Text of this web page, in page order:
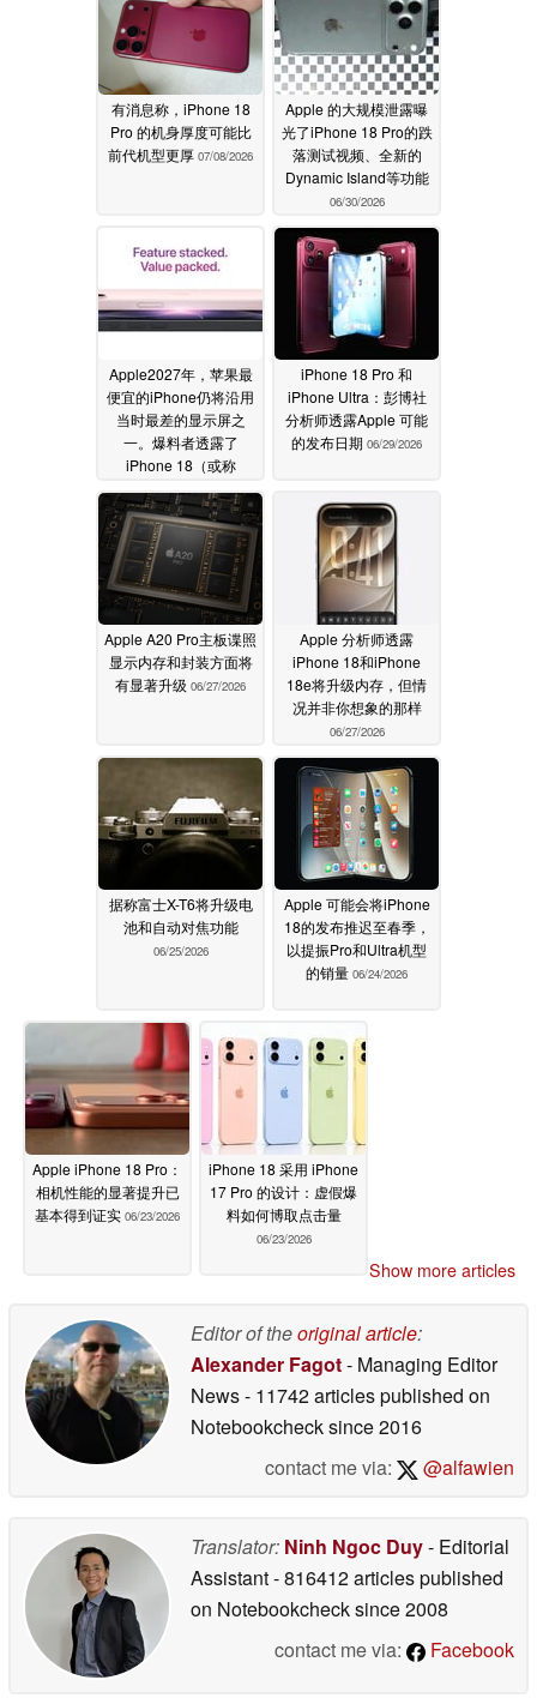
有消息称，iPhone 18
Pro 的机身厚度可能比
前代机型更厚 07/08/2026
Apple 的大规模泄露曝
光了iPhone 18 Pro的跌
落测试视频、全新的
Dynamic Island等功能
06/30/2026
Apple2027年，苹果最
便宜的iPhone仍将沿用
当时最差的显示屏之
一。爆料者透露了
iPhone 18（或称
情06/29/2026
iPhone 18 Pro 和
iPhone Ultra：彭博社
分析师透露Apple 可能
的发布日期 06/29/2026
Apple A20 Pro主板谍照
显示内存和封装方面将
有显著升级 06/27/2026
Apple 分析师透露
iPhone 18和iPhone
18e将升级内存，但情
况并非你想象的那样
06/27/2026
据称富士X-T6将升级电
池和自动对焦功能
06/25/2026
Apple 可能会将iPhone
18的发布推迟至春季，
以提振Pro和Ultra机型
的销量 06/24/2026
Apple iPhone 18 Pro：
相机性能的显著提升已
基本得到证实 06/23/2026
iPhone 18 采用 iPhone
17 Pro 的设计：虚假爆
料如何博取点击量
06/23/2026
Show more articles
Editor of theoriginal article:
Alexander Fagot- Managing Editor
News- 11742 articles published on
Notebookchecksince 2016
contact me via:
@alfawien
Translator: Ninh Ngoc Duy- Editorial
Assistant- 816412 articles published
on Notebookchecksince 2008
contact me via:
Facebook